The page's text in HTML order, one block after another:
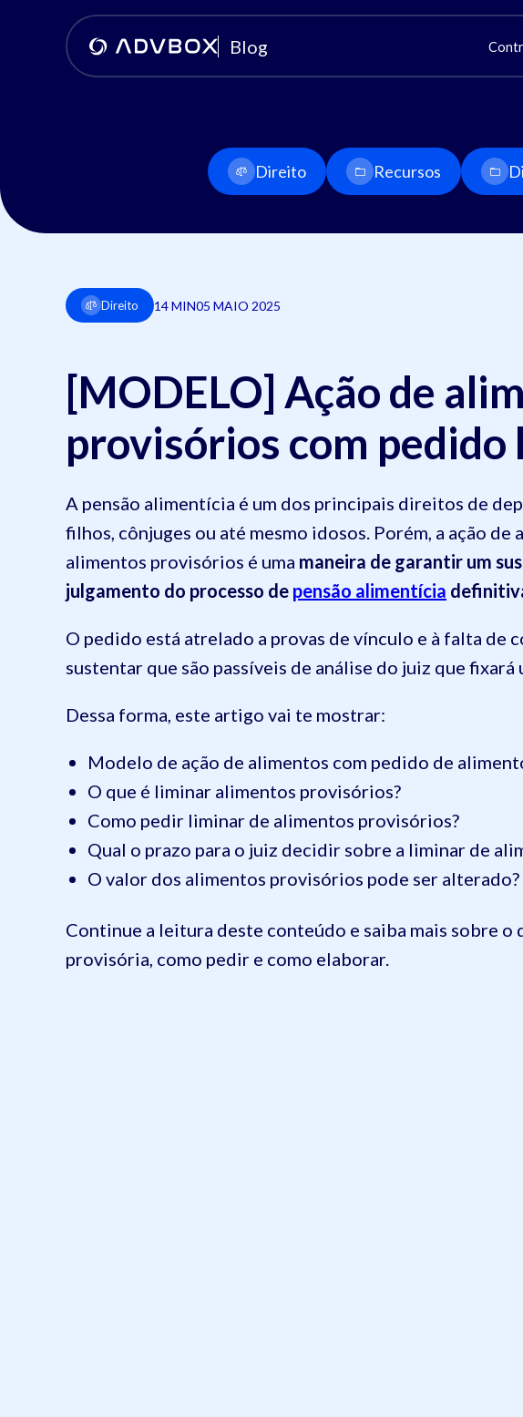
Blog
Direito Recursos
Direito 14 MIN05 MAIO 2025
[MODELO] Ação de
provisórios com
A pensão alimentícia é um dos principais direitos de
filhos, cônjuges ou até mesmo idosos. Porém, a ação
alimentos provisórios é uma maneira de garantir um
julgamento do processo de pensão alimentícia
O pedido está atrelado a provas de vínculo e à falta de
sustentar que são passíveis de análise do juiz que
Dessa forma, este artigo vai te mostrar:
Modelo de ação de alimentos com pedido de
O que é liminar alimentos provisórios?
Como pedir liminar de alimentos provisórios?
Qual o prazo para o juiz decidir sobre a liminar de
O valor dos alimentos provisórios pode ser alterado?
Continue a leitura deste conteúdo e saiba mais sobre o
provisória, como pedir e como elaborar.